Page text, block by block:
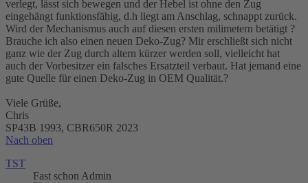
verlegt, lässt sich bewegen und der Hebel ist ohne den Zug
eingehängt funktionsfähig, d.h liegt am Anschlag, schnappt zurück.
Wird der Mechanismus auch auf diesen ersten milimetern betätigt ?
Brauche ich also einen neuen Deko-Zug? Mir erschließt sich nicht
ganz wie der Zug durch altern kürzer werden soll, vielleicht hat
auch der Vorbesitzer ein falsches Ersatzteil verbaut. Hat jemand eine
gute Quelle für einen Deko-Zug in OEM Qualität.?
Viele Grüße,
Chris
SP43B 1993, CBR650R 2023
Nach oben
TST
Fast schon Admin